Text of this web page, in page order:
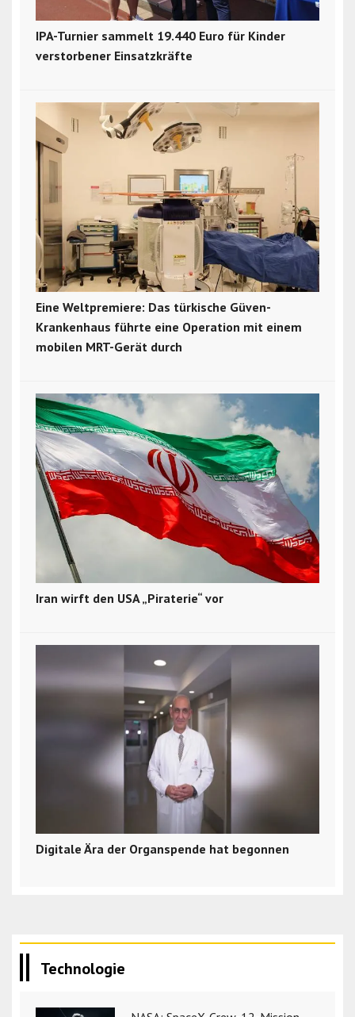
IPA-Turnier sammelt 19.440 Euro für Kinder
verstorbener Einsatzkräfte
Eine Weltpremiere: Das türkische Güven-
Krankenhaus führte eine Operation mit einem
mobilen MRT-Gerät durch
Iran wirft den USA „Piraterie“ vor
Digitale Ära der Organspende hat begonnen
Technologie